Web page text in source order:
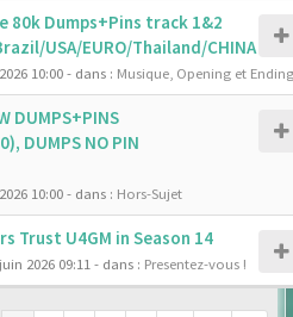
80k Dumps+Pins track 1&2
USA/EURO/Thailand/CHINA
10:00- dans : Musique, Opening et Ending
DUMPS+PINS
DUMPS NO PIN
10:00- dans : Hors-Sujet
Trust U4GM in Season 14
2026 09:11 - dans : Presentez-vous !